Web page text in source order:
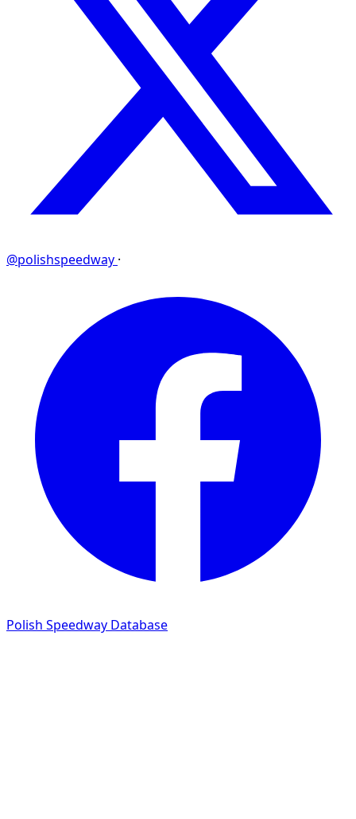
@polishspeedway ·
Polish Speedway Database